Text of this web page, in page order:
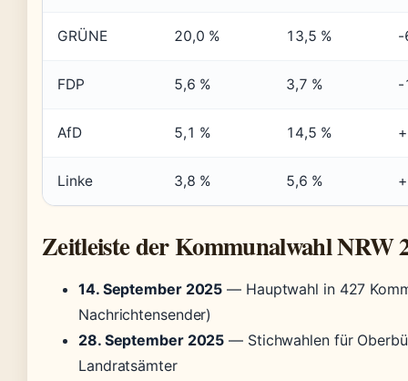
GRÜNE 20,0 % 13,5 % -
FDP 5,6 % 3,7 % -
AfD 5,1 % 14,5 %
Linke 3,8 % 5,6 %
Zeitleiste der Kommunalwahl NRW
14. September 2025 — Hauptwahl in 427
Nachrichtensender)
28. September 2025 — Stichwahlen für
Landratsämter